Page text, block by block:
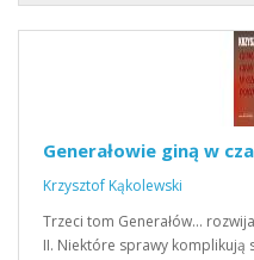
Generałowie giną w
Krzysztof Kąkolewski
Trzeci tom Generałów…
II. Niektóre sprawy komplikują